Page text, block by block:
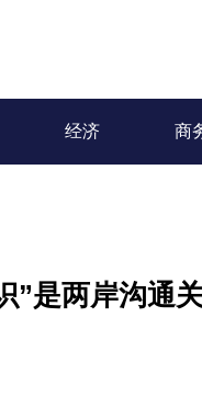
经济 商
”是两岸沟通